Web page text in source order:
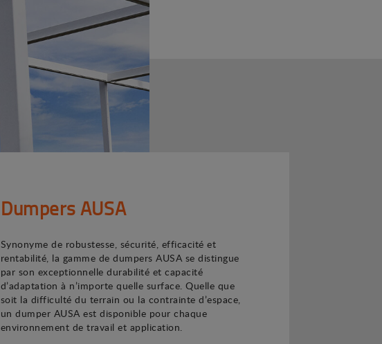
Dumpers AUSA
Synonyme de robustesse, sécurité, efficacité et
rentabilité, la gamme de dumpers AUSA se distingue
par son exceptionnelle durabilité et capacité
d’adaptation à n’importe quelle surface. Quelle que
soit la difficulté du terrain ou la contrainte d’espace,
un dumper AUSA est disponible pour chaque
environnement de travail et application.